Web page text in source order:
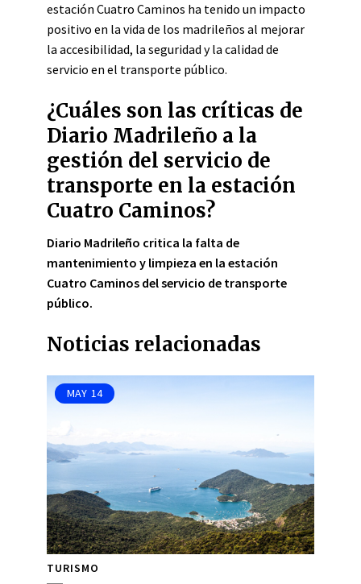
estación Cuatro Caminos ha tenido un impacto
positivo en la vida de los madrileños al mejorar
la accesibilidad, la seguridad y la calidad de
servicio en el transporte público.
¿Cuáles son las críticas de
Diario Madrileño a la
gestión del servicio de
transporte en la estación
Cuatro Caminos?
Diario Madrileño critica la falta de
mantenimiento y limpieza en la estación
Cuatro Caminos del servicio de transporte
público.
Noticias relacionadas
MAY 14
TURISMO